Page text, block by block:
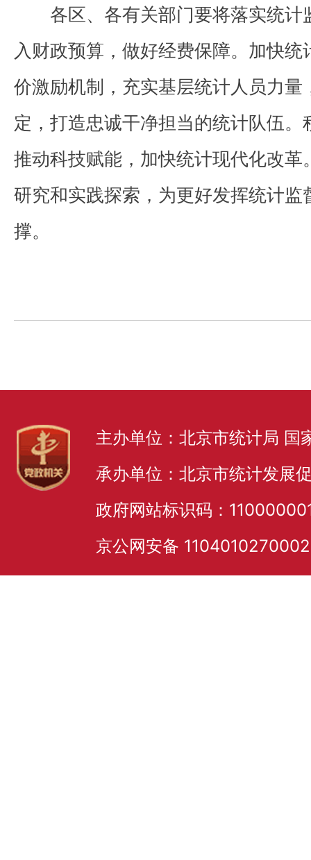
各区、各有关部门要将落实统计
入财政预算，做好经费保障。加快
价激励机制，充实基层统计人员力量
定，打造忠诚干净担当的统计队伍
推动科技赋能，加快统计现代化改
研究和实践探索，为更好发挥统计监
撑。
主办单位：北京市统计局 国
承办单位：北京市统计发展
政府网站标识码：
京公网安备